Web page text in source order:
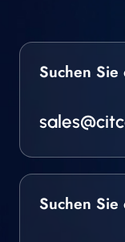
Suchen
Suchen